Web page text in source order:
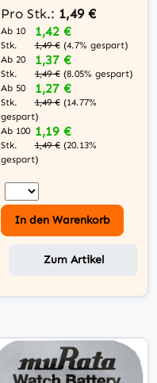
Pro Stk.: 1,49 €
Ab 10
Stk.
1,42 €
1,49 € (4.7% gespart)
Ab 20
Stk.
1,37 €
1,49 € (8.05% gespart)
Ab 50
Stk.
1,27 €
1,49 € (14.77%
gespart)
Ab 100
Stk.
1,19 €
1,49 € (20.13%
gespart)
In den Warenkorb
Zum Artikel